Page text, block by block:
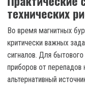
технических
Во время магнитных
критически важных
сигналов. Для
приборов от
альтернативный